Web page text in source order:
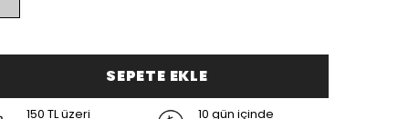
SEPETE EKLE
150 TL üzeri
10 gün içinde